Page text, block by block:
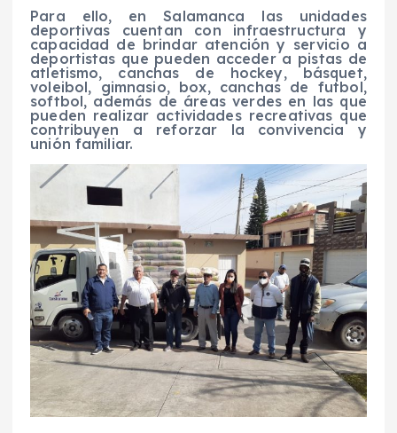
Para ello, en Salamanca las unidades
deportivas cuentan con infraestructura y
capacidad de brindar atención y servicio a
deportistas que pueden acceder a pistas de
atletismo, canchas de hockey, básquet,
voleibol, gimnasio, box, canchas de futbol,
softbol, además de áreas verdes en las que
pueden realizar actividades recreativas que
contribuyen a reforzar la convivencia y
unión familiar.